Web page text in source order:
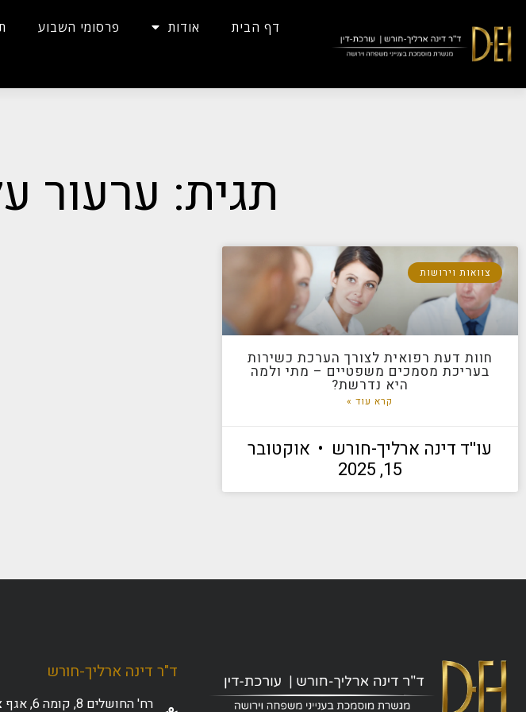
דף הבית אודות פרסומי השבוע
תגית: ערעור
צוואות וירושות
חוות דעת רפואית לצורך הערכת כשירות
בעריכת מסמכים משפטיים – מתי ולמה
היא נדרשת?
קרא עוד »
עו''ד דינה ארליך-חורש
אוקטובר
15, 2025
ד"ר דינה ארליך-חורש